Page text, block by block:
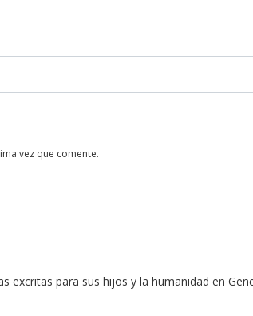
vez que comente.
excritas para sus hijos y la humanidad en